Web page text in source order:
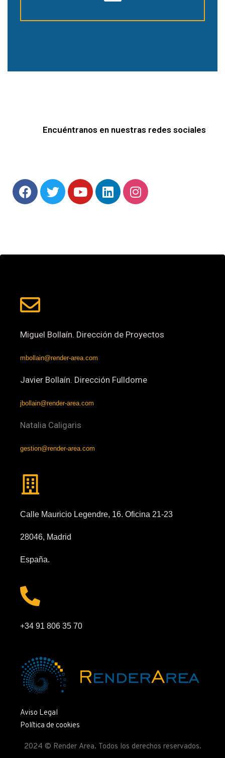
Encuéntranos en nuestras redes sociales
Miguel Bollaín. Dirección de Proyectos
mbollain@render-area.com
Javier Bollaín. Dirección Fulldome
jbollain@render-area.com
Natalia Caligaris
gestion@render-area.com
Calle Mauricio Legendre, 16. Oficina 21-23
28046, Madrid
España.
+34 91 806 35 70
Aviso Legal
Política de cookies
2024 © Render Area. Todos los derechos reservados.